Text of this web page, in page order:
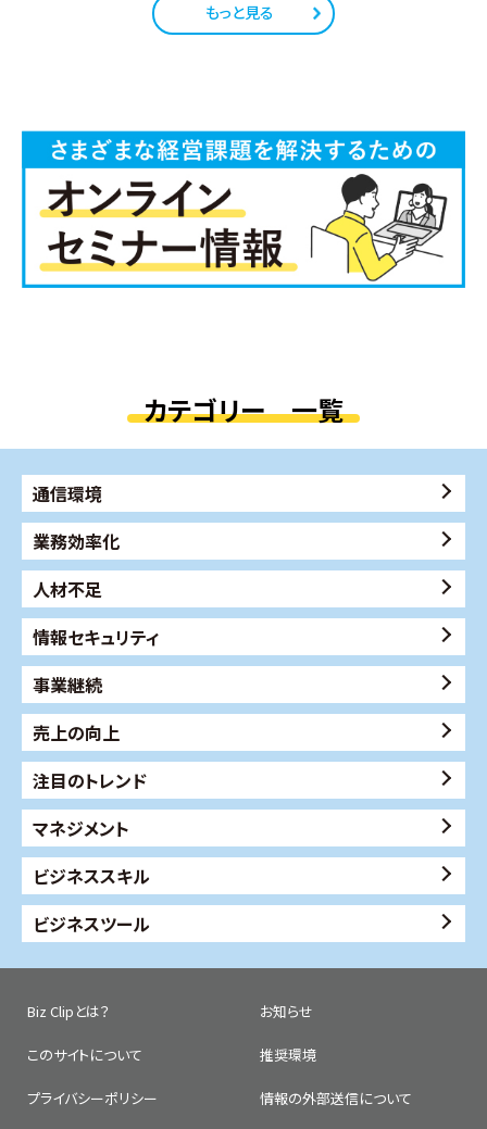
もっと見る
カテゴリー 一覧
通信環境
業務効率化
人材不足
情報セキュリティ
事業継続
売上の向上
注目のトレンド
マネジメント
ビジネススキル
ビジネスツール
Biz Clipとは？ お知らせ
このサイトについて 推奨環境
プライバシーポリシー 情報の外部送信について